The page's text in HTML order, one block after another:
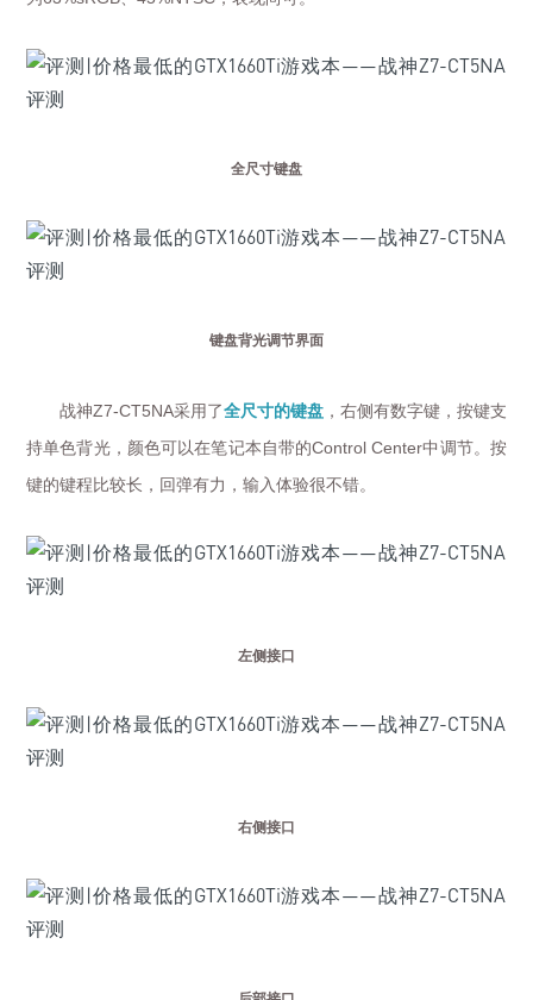
全尺寸键盘
键盘背光调节界面
战神Z7-CT5NA采用了全尺寸的键盘 ，右侧有数字键，按键支
持单色背光，颜色可以在笔记本自带的Control Center中调节。按
键的键程比较长，回弹有力，输入体验很不错。
左侧接口
右侧接口